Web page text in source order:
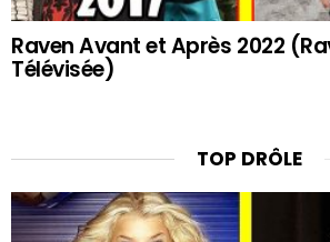
Raven Avant et Après 2022
Télévisée)
TOP DRÔLE